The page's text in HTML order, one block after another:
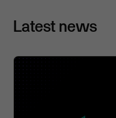
Latest news